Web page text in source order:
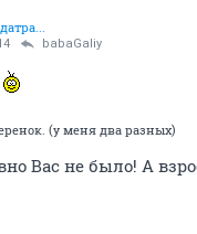
babaGaliy
(у меня два разных)
Вас не было! А